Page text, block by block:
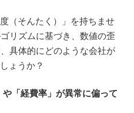
（そんたく）」を持ちませ
リズムに基づき、数値の歪
具体的にどのような会社が
ょうか？
「経費率」が異常に偏って